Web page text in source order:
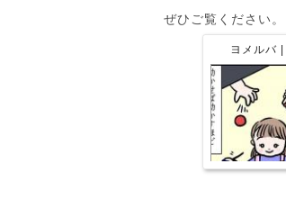
ぜひご覧ください。
ヨメルバ